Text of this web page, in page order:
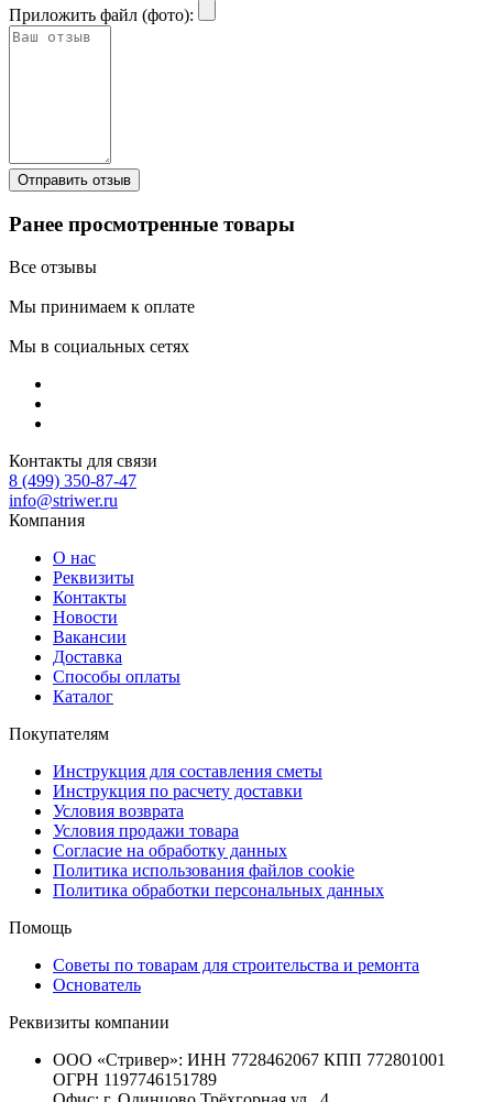
Приложить файл (фото):
Ранее просмотренные товары
Все отзывы
Мы принимаем к оплате
Мы в социальных сетях
Контакты для связи
8 (499) 350-87-47
info@striwer.ru
Компания
О нас
Реквизиты
Контакты
Новости
Вакансии
Доставка
Способы оплаты
Каталог
Покупателям
Инструкция для составления сметы
Инструкция по расчету доставки
Условия возврата
Условия продажи товара
Согласие на обработку данных
Политика использования файлов cookie
Политика обработки персональных данных
Помощь
Советы по товарам для строительства и ремонта
Основатель
Реквизиты компании
ООО «Стривер»: ИНН 7728462067 КПП 772801001
ОГРН 1197746151789